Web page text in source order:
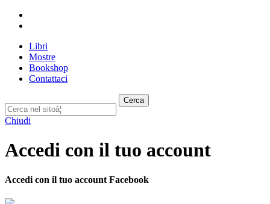
Libri
Mostre
Bookshop
Contattaci
Cerca
Chiudi
Accedi con il tuo account
Accedi con il tuo account Facebook